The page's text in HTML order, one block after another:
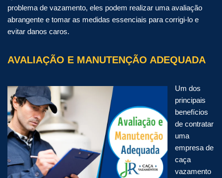
problema de vazamento, eles podem realizar uma avaliação
abrangente e tomar as medidas essenciais para corrigi-lo e
evitar danos caros.
AVALIAÇÃO E MANUTENÇÃO ADEQUADA
Um dos
principais
benefícios
de contratar
uma
empresa de
caça
vazamento